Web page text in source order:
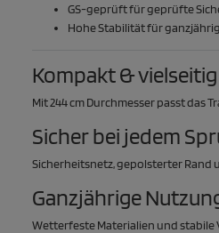
GS-geprüft für geprüfte
Hohe Stabilität für
Kompakt & vielseitig
Mit 244 cm Durchmesser passt das
Sicher bei jedem
Sicherheitsnetz, gepolsterter Rand
Ganzjährige
Wetterfeste Materialien und stabile